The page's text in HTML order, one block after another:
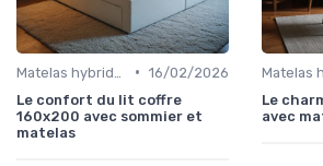
• 16/02/2026
Le confort du lit coffre
160x200 avec sommier et
matelas
Le
avec